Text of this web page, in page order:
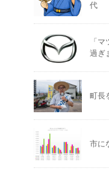
代
「
過ぎ
町長
市に